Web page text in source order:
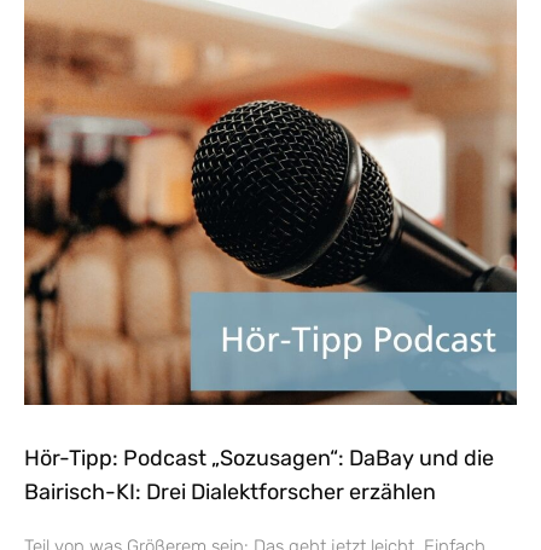
Hör-Tipp: Podcast „Sozusagen“: DaBay und die
Bairisch-KI: Drei Dialektforscher erzählen